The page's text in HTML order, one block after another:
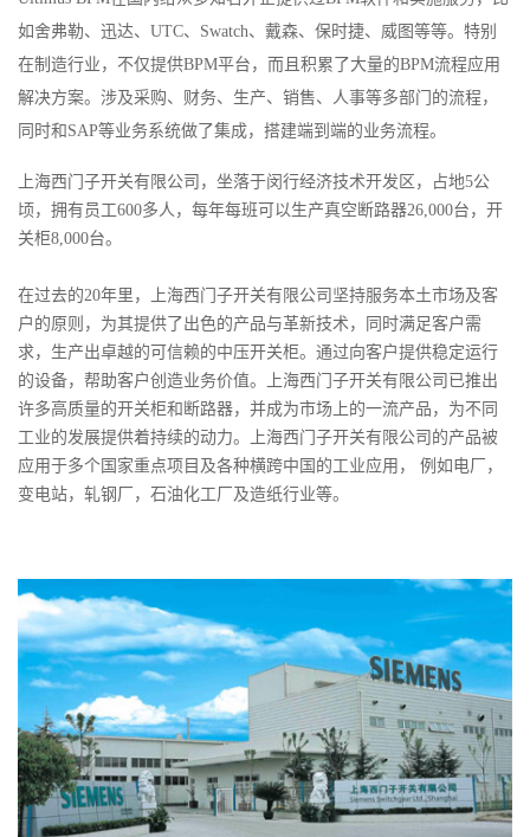
如舍弗勒、迅达、UTC、Swatch、戴森、保时捷、威图等等。特别
在制造行业，不仅提供BPM平台，而且积累了大量的BPM流程应用
解决方案。涉及采购、财务、生产、销售、人事等多部门的流程，
同时和SAP等业务系统做了集成，搭建端到端的业务流程。
上海西门子开关有限公司，坐落于闵行经济技术开发区，占地5公
顷，拥有员工600多人，每年每班可以生产真空断路器26,000台，开
关柜8,000台。
在过去的20年里，上海西门子开关有限公司坚持服务本土市场及客
户的原则，为其提供了出色的产品与革新技术，同时满足客户需
求，生产出卓越的可信赖的中压开关柜。通过向客户提供稳定运行
的设备，帮助客户创造业务价值。上海西门子开关有限公司已推出
许多高质量的开关柜和断路器，并成为市场上的一流产品，为不同
工业的发展提供着持续的动力。上海西门子开关有限公司的产品被
应用于多个国家重点项目及各种横跨中国的工业应用， 例如电厂，
变电站，轧钢厂，石油化工厂及造纸行业等。